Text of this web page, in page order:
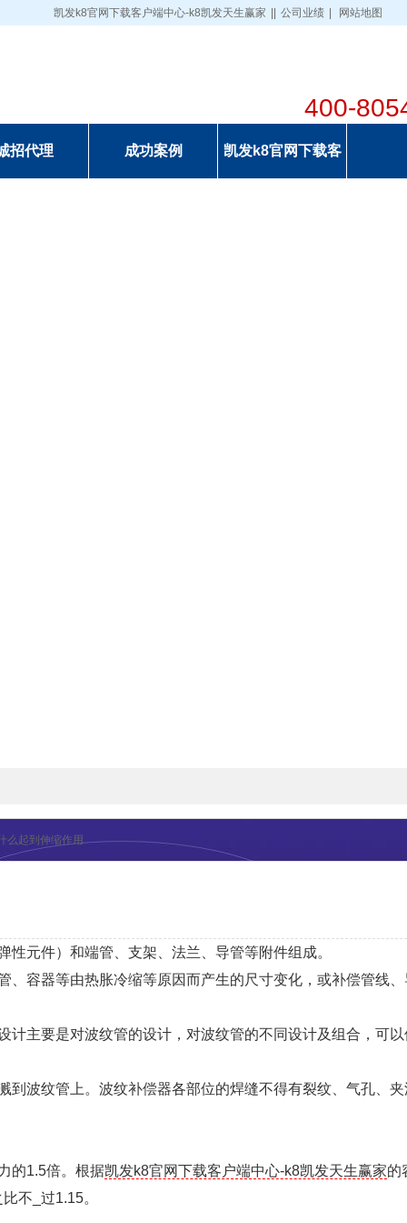
凯发k8官网下载客户端中心-k8凯发天生赢家 公司业绩
网站地图
400-
招代理 成功案例 凯发k8官网下载客
么起到伸缩作用
元件）和端管、支架、法兰、导管等附件组成。
容器等由热胀冷缩等原因而产生的尺寸变化，或补偿管线、
。
主要是对波纹管的设计，对波纹管的不同设计及组合，可以
波纹管上。波纹补偿器各部位的焊缝不得有裂纹、气孔、夹
的1.5倍。根据凯发k8官网下载客户端中心-k8凯发天生赢家的
不_过1.15。